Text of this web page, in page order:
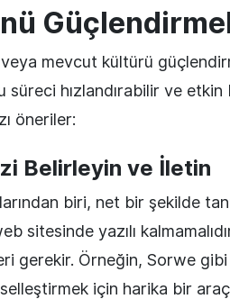
mevcut kültürü
hızlandırabilir ve
öneriler:
Belirleyin ve İletin
biri, net bir şekilde
sitesinde yazılı
gerekir. Örneğin, Sorwe
için harika bir